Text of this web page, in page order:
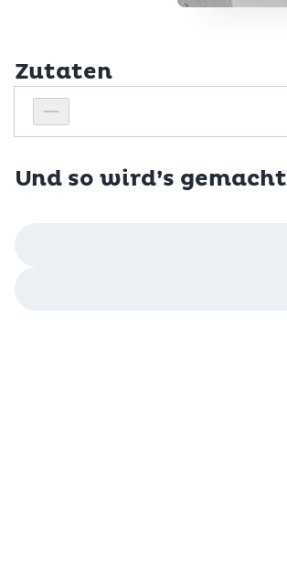
Zutaten
Personenanzahl verringern
Personenanzahl
Und so wird’s gemacht